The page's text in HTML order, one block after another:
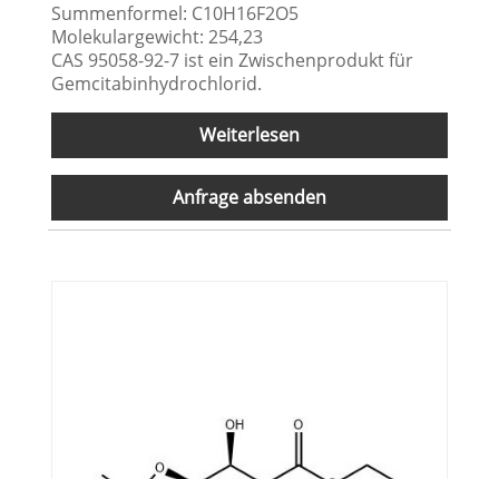
Summenformel: C10H16F2O5
Molekulargewicht: 254,23
CAS 95058-92-7 ist ein Zwischenprodukt für
Gemcitabinhydrochlorid.
Weiterlesen
Anfrage absenden